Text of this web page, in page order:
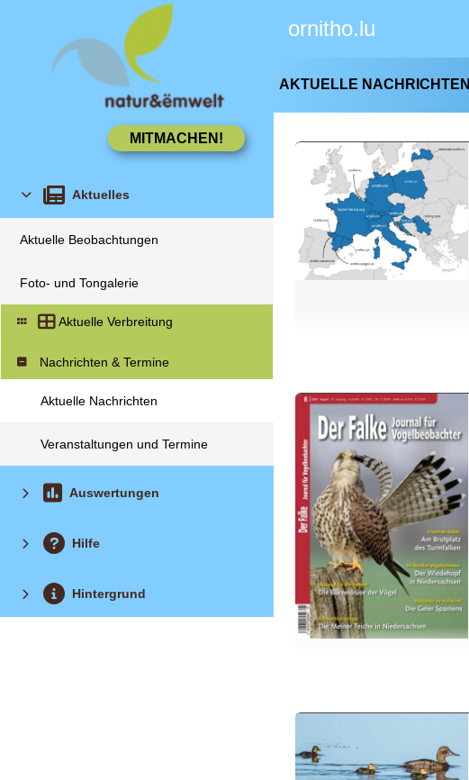
ornitho.lu
Aktuelles
Aktuelle Beobachtungen
Foto- und Tongalerie
Aktuelle Verbreitung
Nachrichten & Termine
Aktuelle Nachrichten
Veranstaltungen und Termine
Auswertungen
Hilfe
Hintergrund
AKTUELLE NACHRICHTEN